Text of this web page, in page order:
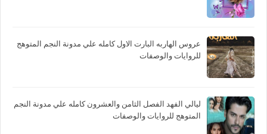
عروس الهاربه البارت الاول كامله علي مدونة النجم المتوهج
للروايات والوصفات
ليالي الفهد الفصل الثامن والعشرون كامله علي مدونة النجم
المتوهج للروايات والوصفات